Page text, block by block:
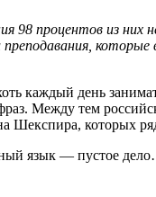
98 процентов из них
которые
каждый день
фраз. Между тем
Шекспира, которых
язык — пустое